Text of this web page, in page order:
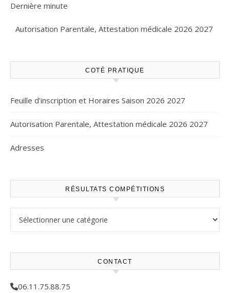
Dernière minute
Autorisation Parentale, Attestation médicale 2026 2027
COTÉ PRATIQUE
Feuille d’inscription et Horaires Saison 2026 2027
Autorisation Parentale, Attestation médicale 2026 2027
Adresses
RÉSULTATS COMPÉTITIONS
CONTACT
06.11.75.88.75